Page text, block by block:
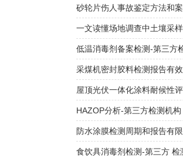
一文读懂场地调查中土壤采
低温消毒剂备案检测-第三方
屋顶光伏一体化涂料耐候性
HAZOP分析-第三方检测机构
食饮具消毒剂检测-第三方 检